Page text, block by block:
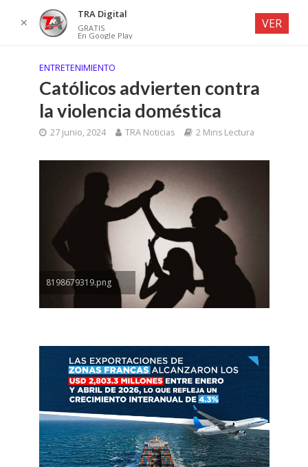
ENTRETENIMIENTO
Católicos advierten contra
la violencia doméstica
27 junio, 2024 TRA Noticias 2 Mins Lectura
8198679319.png
✕
TRA Digital
GRATIS
En Google Play
VER